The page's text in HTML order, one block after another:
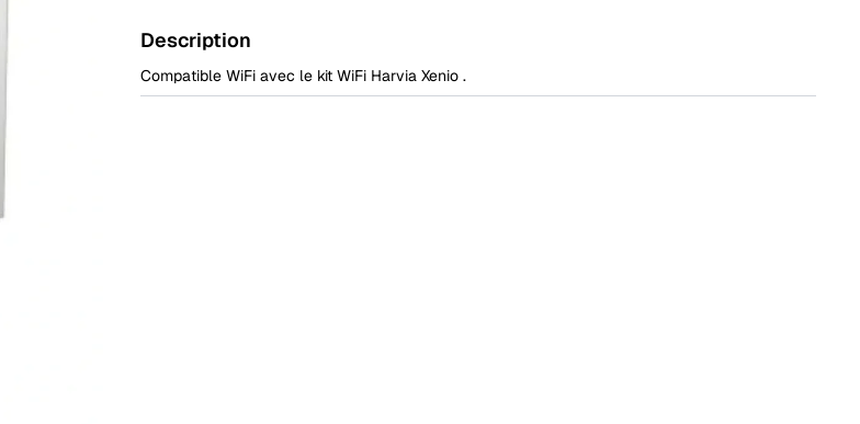
Description
Compatible WiFi avec le kit WiFi Harvia Xenio .